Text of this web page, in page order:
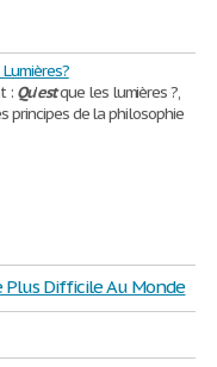
: Qu'estque les lumières ?,
principes de la philosophie
Plus Difficile Au Monde